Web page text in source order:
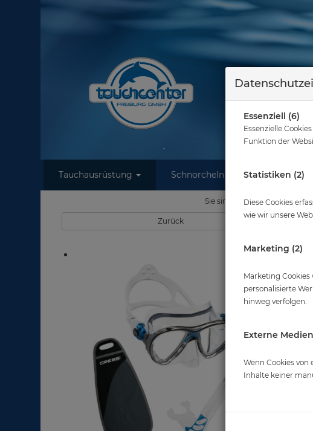
Tauchausrüstung Schnorcheln Wassersport
Sie sind hier
Zurück
Essenziell (6)
Essenzielle
Funktion der
Statistiken (2)
Diese Cookies
wie wir unsere
Marketing (2)
Marketing
personalisierte
hinweg verfolgen.
Externe Medien
Wenn Cookies
Inhalte keiner